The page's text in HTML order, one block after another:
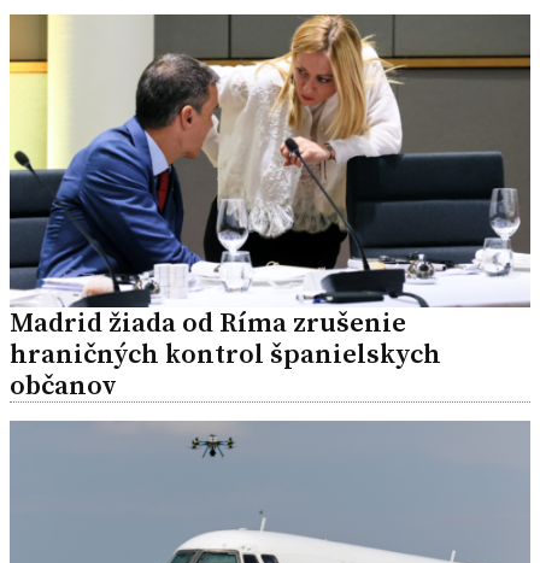
Madrid žiada od Ríma zrušenie
hraničných kontrol španielskych
občanov